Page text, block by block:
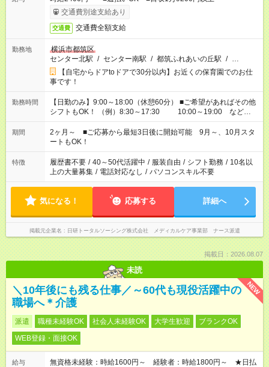
交通費別途支給あり
交通費 交通費全額支給
勤務地
横浜市都筑区
センター北駅 / センター南駅 / 都筑ふれあいの丘駅 / …
【自宅からドアtoドアで30分以内】お近くの保育園でのお仕
事です！
勤務時間
【日勤のみ】9:00～18:00（休憩60分） ■ご希望があればその他
シフトもOK！ （例）8:30～17:30 10:00～19:00 など
「家族とお休みを合わせたい」 「余裕を持って夕飯の準備がし
たい」 「できれば残業はしたくない」 など、ご希望があれば教
えてくださいね。 ※Wワーク希望の方へ 今ご覧のお仕事で希望
する勤務時間と、もう1つのお仕事の勤務時間。 合計で週40時
間を超える場合は応募できません
期間
2ヶ月～ ■ご応募から最短3日後に開始可能 9月～、10月スタ
ートもOK！
特徴 履歴書不要 / 40～50代活躍中 / 服装自由 / シフト勤務 / 10名以
上の大量募集 / 電話対応なし / パソコンスキル不要
気になる！ 応募する 詳細へ
掲載元企業名 日研トータルソーシング株式会社 メディカルケア事業部 ナース派遣
掲載日：2026.08.07
未読
NEW
＼10年後にも残る仕事／～60代も現役活躍中の
職場へ＊介護
派遣 職種未経験OK 社会人未経験OK 大学生歓迎
ブランクOK
WEB登録・面接OK
給与
無資格未経験：時給1600円～ 経験者：時給1800円～ ★日払